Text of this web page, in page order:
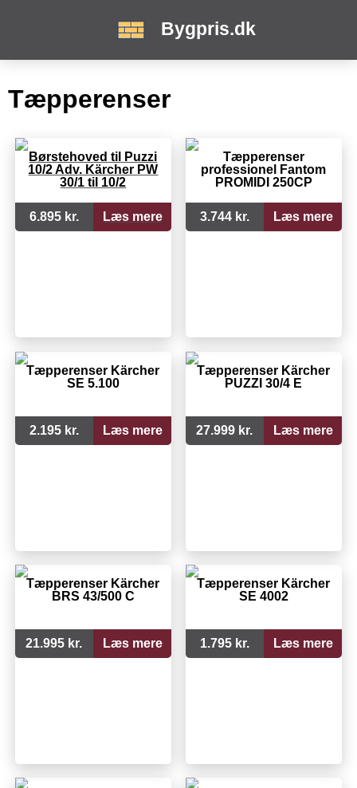
Bygpris.dk
Tæpperenser
Børstehoved til Puzzi
10/2 Adv. Kärcher PW
30/1 til 10/2
6.895 kr. Læs mere
Tæpperenser
professionel Fantom
PROMIDI 250CP
3.744 kr. Læs mere
Tæpperenser Kärcher
SE 5.100
2.195 kr. Læs mere
Tæpperenser Kärcher
PUZZI 30/4 E
27.999 kr. Læs mere
Tæpperenser Kärcher
BRS 43/500 C
21.995 kr. Læs mere
Tæpperenser Kärcher
SE 4002
1.795 kr. Læs mere